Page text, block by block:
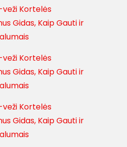
veži Kortelės
Gidas, Kaip Gauti ir
veži Kortelės
Gidas, Kaip Gauti ir
veži Kortelės
Gidas, Kaip Gauti ir